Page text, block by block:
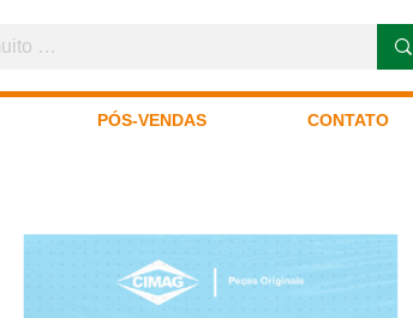
PÓS-VENDAS CONTATO